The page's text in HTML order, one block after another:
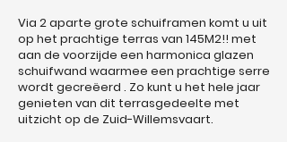
Via 2 aparte grote schuiframen komt u uit
op het prachtige terras van 145M2!! met
aan de voorzijde een harmonica glazen
schuifwand waarmee een prachtige serre
wordt gecreëerd . Zo kunt u het hele jaar
genieten van dit terrasgedeelte met
uitzicht op de Zuid-Willemsvaart.